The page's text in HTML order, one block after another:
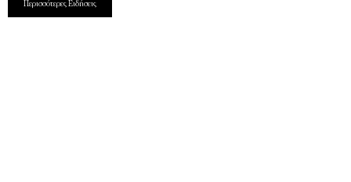
Περισσότερες Ειδήσεις